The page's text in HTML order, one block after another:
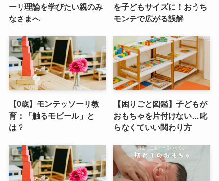
ーリ理論を学びたい親のみ
なさまへ
を子どもサイズに！おうち
モンテで広がる誤解
【0歳】モンテッソーリ教
育：「触るモビール」と
は？
【困りごと図鑑】子どもが
おもちゃを片付けない…叱
らなくていい関わり方